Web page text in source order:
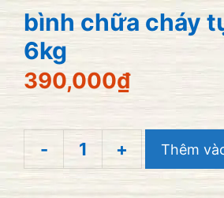
bình chữa cháy
6kg
390,000₫
-
bình
+ Thêm